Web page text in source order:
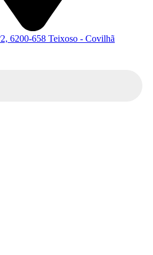
6200-658 Teixoso - Covilhã